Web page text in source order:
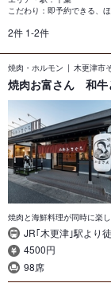
こだわり：即予約できる、
2件 1-2件
焼肉・ホルモン 木更津市
焼肉お富さん 和牛
焼肉と海鮮料理が同時に楽
JR｢木更津｣駅より
4500円
98席